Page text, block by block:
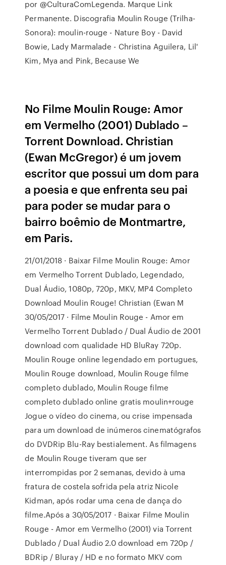
por @CulturaComLegenda. Marque Link
Permanente. Discografia Moulin Rouge (Trilha-
Sonora): moulin-rouge - Nature Boy - David
Bowie, Lady Marmalade - Christina Aguilera, Lil'
Kim, Mya and Pink, Because We
No Filme Moulin Rouge: Amor
em Vermelho (2001) Dublado –
Torrent Download. Christian
(Ewan McGregor) é um jovem
escritor que possui um dom para
a poesia e que enfrenta seu pai
para poder se mudar para o
bairro boêmio de Montmartre,
em Paris.
21/01/2018 · Baixar Filme Moulin Rouge: Amor
em Vermelho Torrent Dublado, Legendado,
Dual Áudio, 1080p, 720p, MKV, MP4 Completo
Download Moulin Rouge! Christian (Ewan M
30/05/2017 · Filme Moulin Rouge - Amor em
Vermelho Torrent Dublado / Dual Áudio de 2001
download com qualidade HD BluRay 720p.
Moulin Rouge online legendado em portugues,
Moulin Rouge download, Moulin Rouge filme
completo dublado, Moulin Rouge filme
completo dublado online gratis moulin+rouge
Jogue o vídeo do cinema, ou crise impensada
para um download de inúmeros cinematógrafos
do DVDRip Blu-Ray bestialement. As filmagens
de Moulin Rouge tiveram que ser
interrompidas por 2 semanas, devido à uma
fratura de costela sofrida pela atriz Nicole
Kidman, após rodar uma cena de dança do
filme.Após a 30/05/2017 · Baixar Filme Moulin
Rouge - Amor em Vermelho (2001) via Torrent
Dublado / Dual Áudio 2.0 download em 720p /
BDRip / Bluray / HD e no formato MKV com